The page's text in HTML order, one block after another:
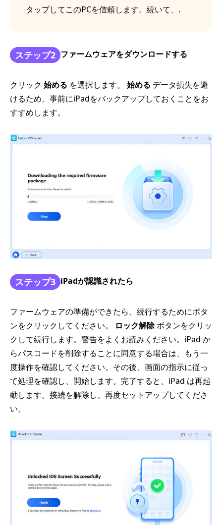
タップしてこのPCを信頼します。続いて、.
ステップ2 ファームウェアをダウンロードする
クリック 始める を選択します。 始める データ損失を避
けるため、事前にiPadをバックアップしておくことをお
すすめします。
ステップ3 iPadが認識されたら
ファームウェアの準備ができたら、続行するためにボタ
ンをクリックしてください。
ロック解除ボタンをクリッ
クして続行します。警告をよくお読みください。iPad か
らパスコードを削除することに同意する場合は、もう一
度操作を確認してください。その後、画面の指示に従っ
て処理を確認し、開始します。完了すると、iPad は再起
動します。接続を解除し、再度セットアップしてくださ
い。